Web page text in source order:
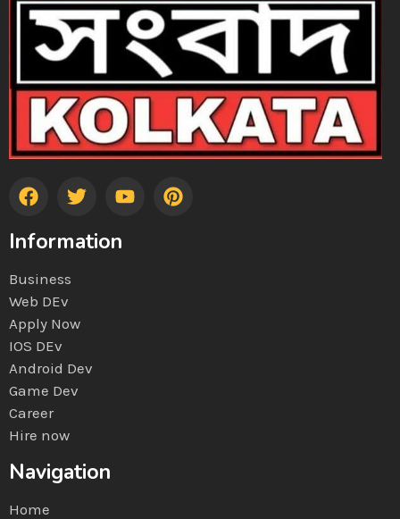
Information
Business
Web DEv
Apply Now
IOS DEv
Android Dev
Game Dev
Career
Hire now
Navigation
Home